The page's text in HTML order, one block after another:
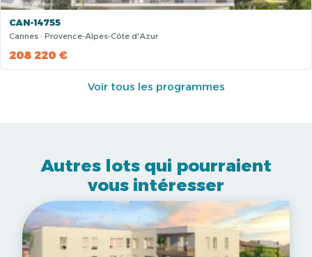
CAN-14755
Cannes · Provence-Alpes-Côte d'Azur
208 220 €
Voir tous les programmes
Autres lots qui pourraient
vous intéresser